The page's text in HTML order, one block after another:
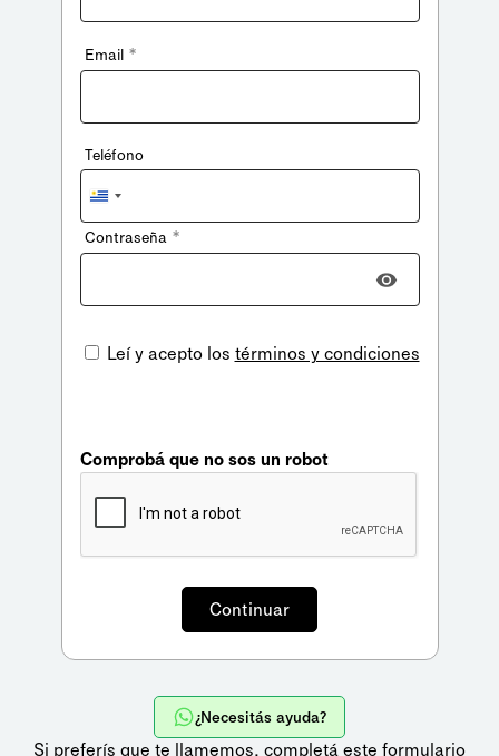
Email *
Teléfono
Uruguay
+598
Contraseña *
Leí y acepto los términos y condiciones
Comprobá que no sos un robot
¿Necesitás ayuda?
Si preferís que te llamemos, completá este formulario